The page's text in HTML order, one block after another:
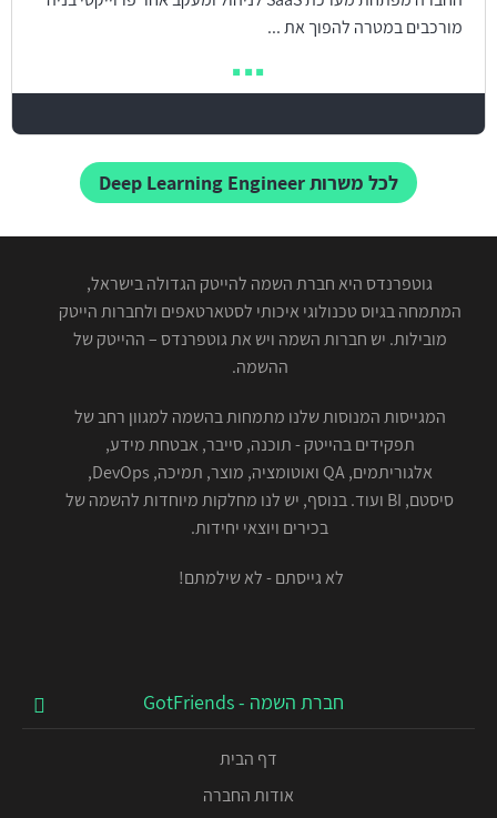
מורכבים במטרה להפוך את ...
לכל משרות Deep Learning Engineer
גוטפרנדס היא חברת השמה להייטק הגדולה בישראל,
המתמחה בגיוס טכנולוגי איכותי לסטארטאפים ולחברות הייטק
מובילות. יש חברות השמה ויש את גוטפרנדס – ההייטק של
ההשמה.
המגייסות המנוסות שלנו מתמחות בהשמה למגוון רחב של
תפקידים בהייטק - תוכנה, סייבר, אבטחת מידע,
אלגוריתמים, QA ואוטומציה, מוצר, תמיכה, DevOps,
סיסטם, BI ועוד. בנוסף, יש לנו מחלקות מיוחדות להשמה של
בכירים ויוצאי יחידות.
לא גייסתם - לא שילמתם!
חברת השמה - GotFriends
דף הבית
אודות החברה